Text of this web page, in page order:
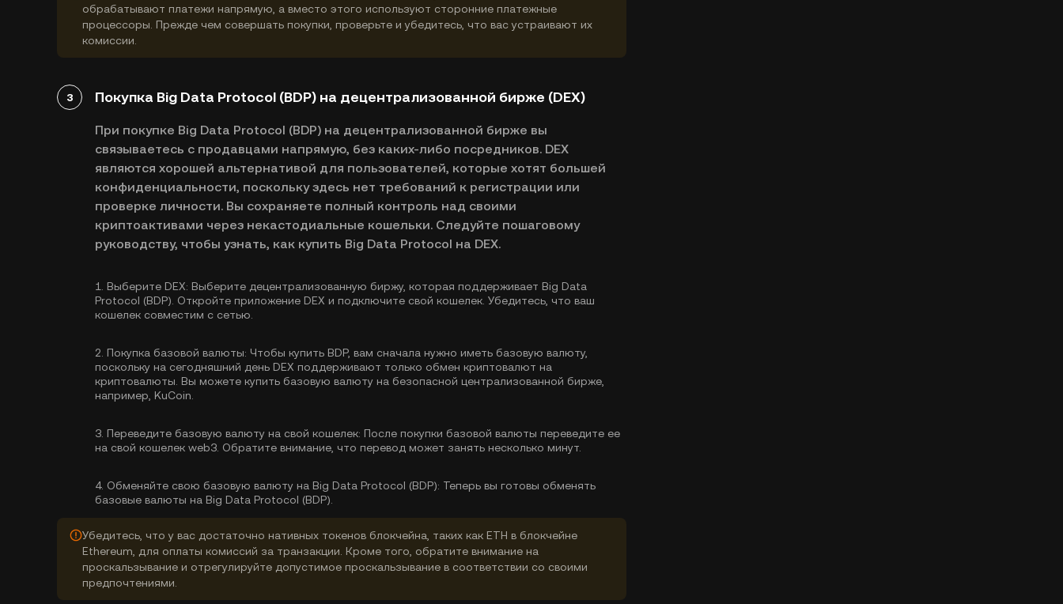
обрабатывают платежи напрямую, а вместо этого используют сторонние платежные
процессоры. Прежде чем совершать покупки, проверьте и убедитесь, что вас устраивают их
комиссии.
3 Покупка Big Data Protocol (BDP) на децентрализованной бирже (DEX)
При покупке Big Data Protocol (BDP) на децентрализованной бирже вы
связываетесь с продавцами напрямую, без каких-либо посредников. DEX
являются хорошей альтернативой для пользователей, которые хотят большей
конфиденциальности, поскольку здесь нет требований к регистрации или
проверке личности. Вы сохраняете полный контроль над своими
криптоактивами через некастодиальные кошельки. Следуйте пошаговому
руководству, чтобы узнать, как купить Big Data Protocol на DEX.
1. Выберите DEX: Выберите децентрализованную биржу, которая поддерживает Big Data
Protocol (BDP). Откройте приложение DEX и подключите свой кошелек. Убедитесь, что ваш
кошелек совместим с сетью.
2. Покупка базовой валюты: Чтобы купить BDP, вам сначала нужно иметь базовую валюту,
поскольку на сегодняшний день DEX поддерживают только обмен криптовалют на
криптовалюты. Вы можете купить базовую валюту на безопасной централизованной бирже,
например, KuCoin.
3. Переведите базовую валюту на свой кошелек: После покупки базовой валюты переведите ее
на свой кошелек web3. Обратите внимание, что перевод может занять несколько минут.
4. Обменяйте свою базовую валюту на Big Data Protocol (BDP): Теперь вы готовы обменять
базовые валюты на Big Data Protocol (BDP).
Убедитесь, что у вас достаточно нативных токенов блокчейна, таких как ETH в блокчейне
Ethereum, для оплаты комиссий за транзакции. Кроме того, обратите внимание на
проскальзывание и отрегулируйте допустимое проскальзывание в соответствии со своими
предпочтениями.